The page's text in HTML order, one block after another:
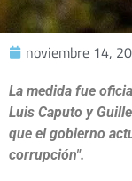
noviembre 14,
La medida fue
Luis Caputo y
que el gobierno
corrupción".